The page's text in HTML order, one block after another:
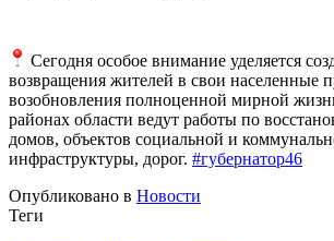
Сегодня особое внимание уделяется
возвращения жителей в свои населенные
возобновления полноценной мирной
районах области ведут работы по
домов, объектов социальной и
инфраструктуры, дорог. #губернатор46
Опубликовано в Новости
Теги